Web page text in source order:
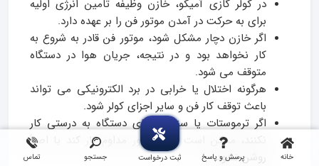
خانه پرسش و پاسخ ثبت درخواست جستجو تماس
در کولر گازی آمیکو، خازن وظیفه تامین انرژی اولیه
برای به حرکت در آمدن موتور فن را بر عهده دارد.
اگر خازن دچار مشکل شود، موتور فن قادر به شروع به
کار نخواهد بود و در نتیجه، جریان هوا در دستگاه
متوقف می شود.
هرگونه اختلال یا خرابی در برد الکترونیکی می تواند
باعث توقف کار فن و سایر اجزای کولر شود.
اگر ترموستات یا سنسور دمای دستگاه به درستی کار
نکنند، ممکن است فن به طور مداوم کار کند یا اصلاً
روشن نشود.